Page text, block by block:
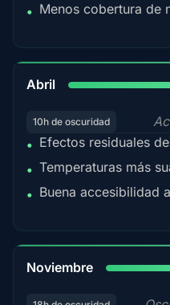
• Menos cobertura de
Abril
10h de oscuridad
• Efectos residuales
• Temperaturas más
• Buena accesibilidad
Noviembre